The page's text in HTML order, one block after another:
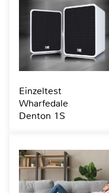
Einzeltest
Wharfedale
Denton 1S